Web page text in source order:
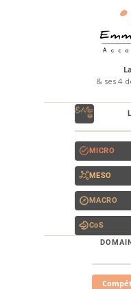
& ses 4
MICRO
MESO
MACRO
CoS